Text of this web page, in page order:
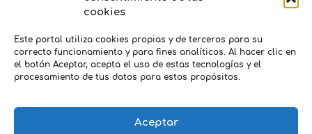
cookies
Este portal utiliza cookies propias y de terceros para su
correcto funcionamiento y para fines analíticos. Al hacer clic en
el botón Aceptar, acepta el uso de estas tecnologías y el
procesamiento de tus datos para estos propósitos.
Aceptar